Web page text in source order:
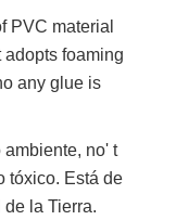
PVC material
adopts foaming
any glue is
no' t
tóxico. Está de
la Tierra.